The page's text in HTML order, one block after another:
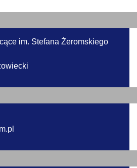
im. Stefana Żeromskiego